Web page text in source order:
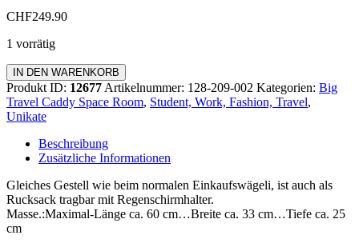
CHF249.90
1 vorrätig
Big
Travel
Caddy
Space
Menge
IN DEN WARENKORB
Produkt ID: 12677 Artikelnummer: 128-209-002 Kategorien: Big
Travel Caddy Space Room, Student, Work, Fashion, Travel,
Unikate
Beschreibung
Zusätzliche Informationen
Gleiches Gestell wie beim normalen Einkaufswägeli, ist auch als
Rucksack tragbar mit Regenschirmhalter.
Masse.:Maximal-Länge ca. 60 cm…Breite ca. 33 cm…Tiefe ca. 25
cm